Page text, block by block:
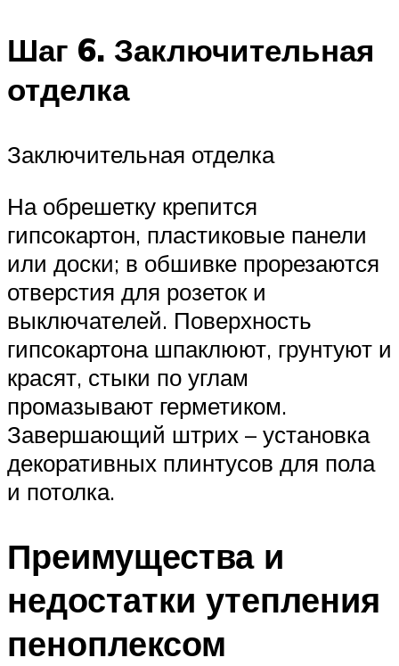
Шаг 6. Заключительная
отделка
Заключительная отделка
На обрешетку крепится
гипсокартон, пластиковые панели
или доски; в обшивке прорезаются
отверстия для розеток и
выключателей. Поверхность
гипсокартона шпаклюют, грунтуют и
красят, стыки по углам
промазывают герметиком.
Завершающий штрих – установка
декоративных плинтусов для пола
и потолка.
Преимущества и
недостатки утепления
пеноплексом